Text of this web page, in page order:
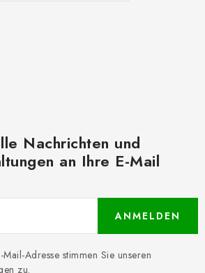
Nachrichten und
an Ihre E-Mail
Adresse stimmen Sie unseren
zu.
ANMELDEN